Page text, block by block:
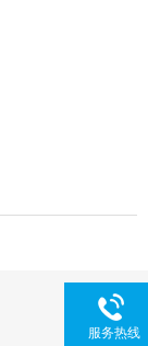
服务热线